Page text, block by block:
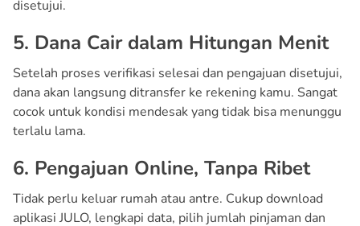
disetujui.
5. Dana Cair dalam Hitungan Menit
Setelah proses verifikasi selesai dan pengajuan disetujui,
dana akan langsung ditransfer ke rekening kamu. Sangat
cocok untuk kondisi mendesak yang tidak bisa menunggu
terlalu lama.
6. Pengajuan Online, Tanpa Ribet
Tidak perlu keluar rumah atau antre. Cukup download
aplikasi JULO, lengkapi data, pilih jumlah pinjaman dan